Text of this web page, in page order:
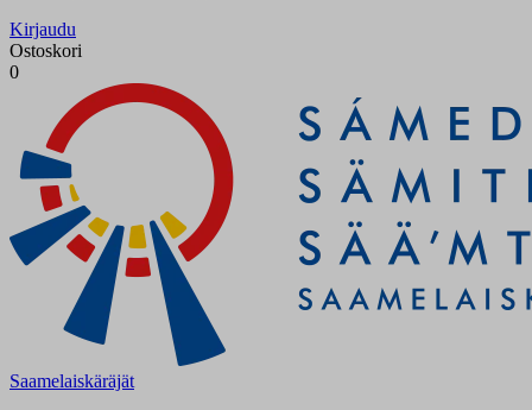
Kirjaudu
Ostoskori
0
Saamelaiskäräjät